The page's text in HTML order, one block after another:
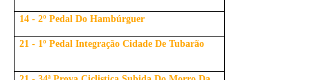
14 - 2º Pedal Do Hambúrguer
21 - 1º Pedal Integração Cidade De Tubarão